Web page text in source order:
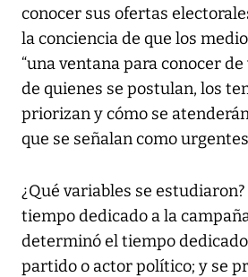
conocer sus ofertas
la conciencia de que los
“una ventana para conocer
de quienes se postulan, los
priorizan y cómo se
que se señalan como
¿Qué variables se
tiempo dedicado a la
determinó el tiempo
partido o actor político; y se